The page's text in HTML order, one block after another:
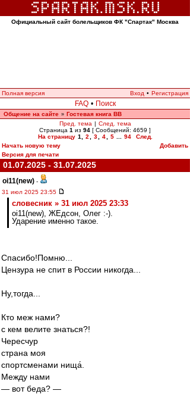
Официальный сайт болельщиков ФК "Спартак" Москва
Полная версия Вход • Регистрация
FAQ • Поиск
Общение на сайте » Гостевая книга ВВ
Пред. тема | След. тема
Страница 1 из 94 [ Сообщений: 4659 ]
На страницу 1 2 3 4 5 94
След.
Начать новую тему
Добавить
Версия для печати
01.07.2025 - 31.07.2025
oi11(new) -
31 июл 2025 23:55
словесник » 31 июл 2025 23:33
oi11(new), ЖЕдсон, Олег :-).
Ударение именно такое.
Спасибо!Помню...
Цензура не спит в России никогда...
Ну,тогда...
Кто меж нами?
с кем велите знаться?!
Чересчур
страна моя
спортсменами нища́.
Между нами
— вот беда? —